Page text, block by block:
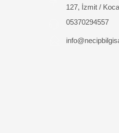
127, İzmit /
05370294557